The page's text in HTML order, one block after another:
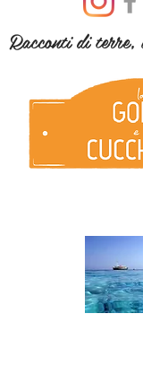
Racconti di terre,